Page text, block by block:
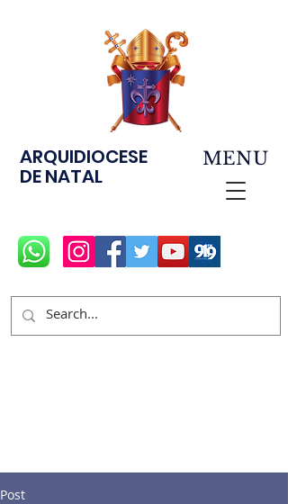
ARQUIDIOCESE
DE NATAL
MENU
Post